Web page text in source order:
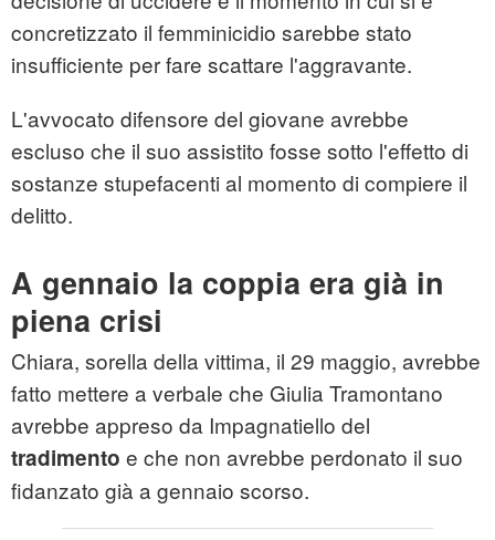
concretizzato il femminicidio sarebbe stato
insufficiente per fare scattare l'aggravante.
L'avvocato difensore del giovane avrebbe
escluso che il suo assistito fosse sotto l'effetto di
sostanze stupefacenti al momento di compiere il
delitto.
A gennaio la coppia era già in
piena crisi
Chiara, sorella della vittima, il 29 maggio, avrebbe
fatto mettere a verbale che Giulia Tramontano
avrebbe appreso da Impagnatiello del
tradimento e che non avrebbe perdonato il suo
fidanzato già a gennaio scorso.